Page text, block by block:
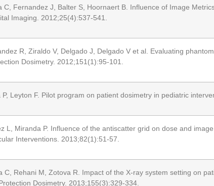
Fernandez J, Balter S, Hoornaert B. Influence of Image
Imaging. 2012;25(4):537-541.
R, Ziraldo V, Delgado J, Delgado V et al. Evaluating
Dosimetry. 2012;151(1):95-101.
Leyton F. Pilot program on patient dosimetry in pediatric
L, Miranda P. Influence of the antiscatter grid on dose and
Interventions. 2013;82(1):51-57.
C, Rehani M, Zotova R. Impact of the X-ray system setting on
Dosimetry. 2013;155(3):329-334.